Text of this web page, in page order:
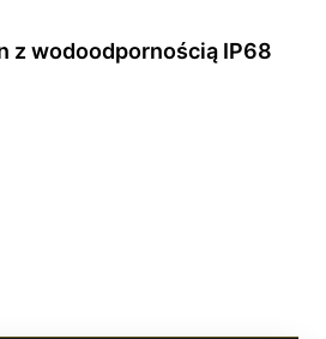
z wodoodpornością IP68